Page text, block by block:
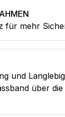
für mehr
und
über